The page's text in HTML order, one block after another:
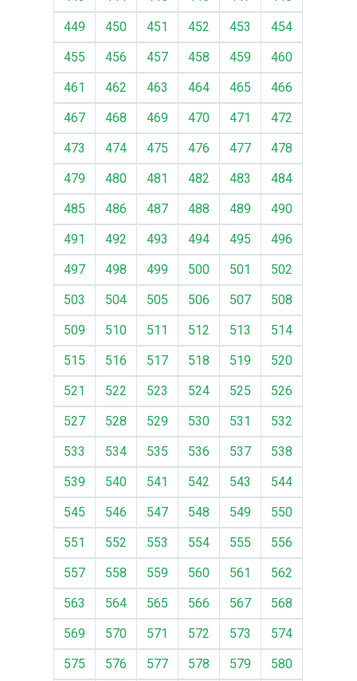
449
450 451 452 453
454
455
456 457 458 459
460
461
462 463 464 465
466
467
468 469 470 471
472
473
474 475 476 477
478
479
480 481 482 483
484
485
486 487 488 489
490
491
492 493 494 495
496
497
498 499 500 501
502
503
504 505 506 507
508
509
510 511 512 513
514
515
516 517 518 519
520
521
522 523 524 525
526
527
528 529 530 531
532
533
534 535 536 537
538
539
540 541 542 543
544
545
546 547 548 549
550
551
552 553 554 555
556
557
558 559 560 561
562
563
564 565 566 567
568
569
570 571 572 573
574
575
576 577 578 579
580